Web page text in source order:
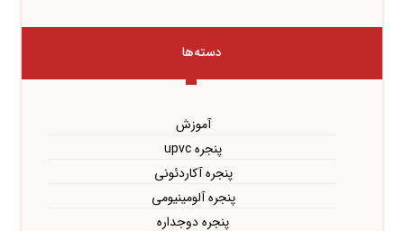
دسته‌ها
آموزش
پنجره upvc
پنجره آکاردئونی
پنجره آلومینیومی
پنجره دوجداره